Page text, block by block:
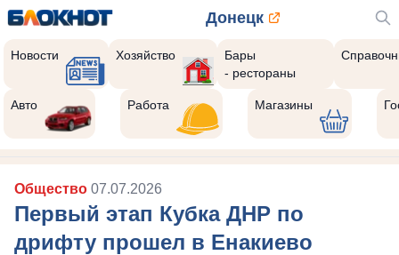
Донецк
Новости Хозяйство
Бары
- рестораны
Авто Работа Магазины
Общество 07.07.2026
Первый этап Кубка ДНР по
дрифту прошел в Енакиево